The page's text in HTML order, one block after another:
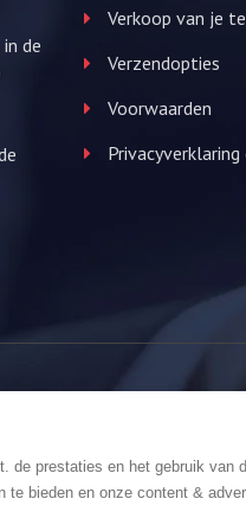
de
Verkoop van je
Verzendopties
Voorwaarden
Privacyverklaring
Website by
de prestaties en het gebruik van
bieden en onze content &